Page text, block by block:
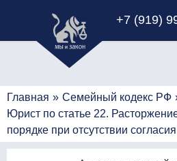
+7 (919)
Главная » Семейный кодекс РФ
Юрист по статье 22.
порядке при отсутствии